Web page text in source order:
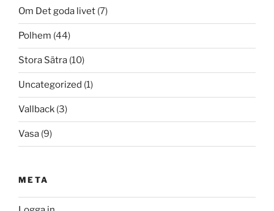
Om Det goda livet (7)
Polhem (44)
Stora Sätra (10)
Uncategorized (1)
Vallback (3)
Vasa (9)
META